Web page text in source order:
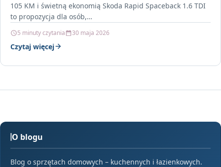
105 KM i świetną ekonomią Skoda Rapid Spaceback 1.6 TDI
to propozycja dla osób,…
5 minuty czytania 30 maja 2026
Czytaj więcej
O blogu
Blog o sprzętach domowych – kuchennych i łazienkowych.